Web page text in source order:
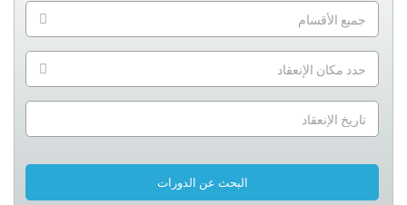
جميع الأقسام
حدد مكان الإنعقاد